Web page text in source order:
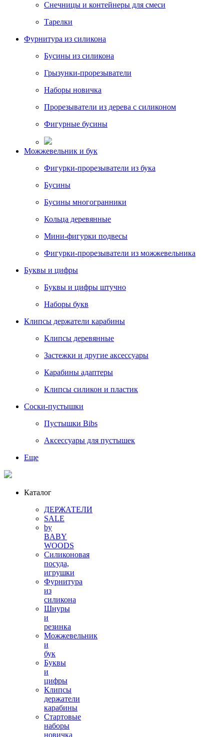
Снечницы и контейнеры для смеси
Тарелки
Фурнитура из силикона
Бусины из силикона
Грызунки-прорезыватели
Наборы новичка
Прорезыватели из дерева с силиконом
Фигурные бусины
Можжевельник и бук
Фигурки-прорезыватели из бука
Бусины
Бусины многогранники
Кольца деревянные
Мини-фигурки подвесы
Фигурки-прорезыватели из можжевельника
Буквы и цифры
Буквы и цифры штучно
Наборы букв
Клипсы держатели карабины
Клипсы деревянные
Застежки и другие аксессуары
Карабины адаптеры
Клипсы силикон и пластик
Соски-пустышки
Пустышки Bibs
Аксессуары для пустышек
Еще
Каталог
ДЕРЖАТЕЛИ
SALE
by
BABY
WOODS
Силиконовая
посуда,
игрушки
Фурнитура
из
силикона
Шнуры
и
резинка
Можжевельник
и
бук
Буквы
и
цифры
Клипсы
держатели
карабины
Стартовые
наборы
новичка